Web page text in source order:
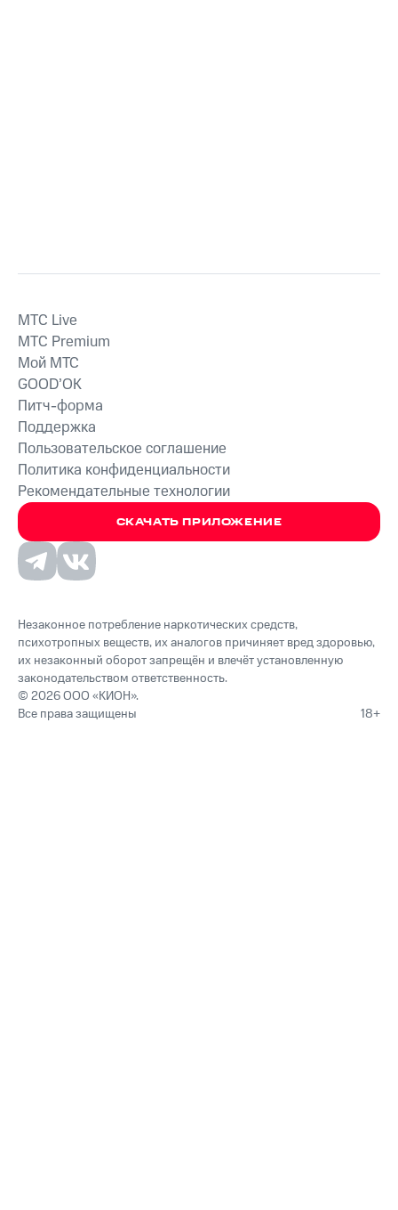
СКАЧАТЬ ПРИЛОЖЕНИЕ
MTС Live
MTС Premium
Мой МТС
GOOD’OK
Питч-форма
Поддержка
Пользовательское соглашение
Политика конфиденциальности
Рекомендательные технологии
Незаконное потребление наркотических средств,
психотропных веществ, их аналогов причиняет вред здоровью,
их незаконный оборот запрещён и влечёт установленную
законодательством ответственность.
© 2026 ООО «КИОН».
Все права защищены
18+